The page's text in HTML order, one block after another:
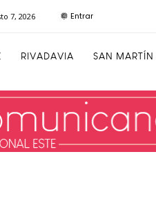
7, 2026 Entrar
RIVADAVIA SAN MARTÍN